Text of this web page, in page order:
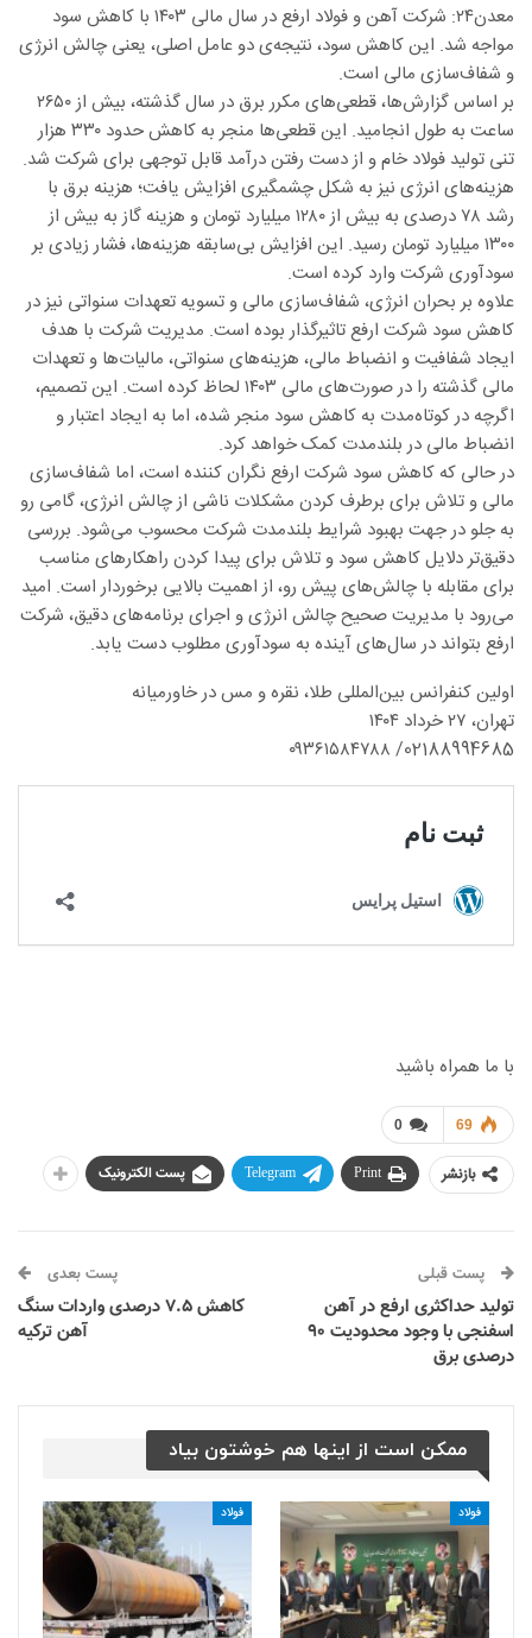
معدن۲۴: شرکت آهن و فولاد ارفع در سال مالی ۱۴۰۳ با کاهش سود
مواجه شد. این کاهش سود، نتیجه‌ی دو عامل اصلی، یعنی چالش انرژی
و شفاف‌سازی مالی است.
بر اساس گزارش‌ها، قطعی‌های مکرر برق در سال گذشته، بیش از ۲۶۵۰
ساعت به طول انجامید. این قطعی‌ها منجر به کاهش حدود ۳۳۰ هزار
تنی تولید فولاد خام و از دست رفتن درآمد قابل توجهی برای شرکت شد.
هزینه‌های انرژی نیز به شکل چشمگیری افزایش یافت؛ هزینه برق با
رشد ۷۸ درصدی به بیش از ۱۲۸۰ میلیارد تومان و هزینه گاز به بیش از
۱۳۰۰ میلیارد تومان رسید. این افزایش بی‌سابقه هزینه‌ها، فشار زیادی بر
سودآوری شرکت وارد کرده است.
علاوه بر بحران انرژی، شفاف‌سازی مالی و تسویه تعهدات سنواتی نیز در
کاهش سود شرکت ارفع تاثیرگذار بوده است. مدیریت شرکت با هدف
ایجاد شفافیت و انضباط مالی، هزینه‌های سنواتی، مالیات‌ها و تعهدات
مالی گذشته را در صورت‌های مالی ۱۴۰۳ لحاظ کرده است. این تصمیم،
اگرچه در کوتاه‌مدت به کاهش سود منجر شده، اما به ایجاد اعتبار و
انضباط مالی در بلندمدت کمک خواهد کرد.
در حالی که کاهش سود شرکت ارفع نگران کننده است، اما شفاف‌سازی
مالی و تلاش برای برطرف کردن مشکلات ناشی از چالش انرژی، گامی رو
به جلو در جهت بهبود شرایط بلندمدت شرکت محسوب می‌شود. بررسی
دقیق‌تر دلایل کاهش سود و تلاش برای پیدا کردن راهکارهای مناسب
برای مقابله با چالش‌های پیش رو، از اهمیت بالایی برخوردار است. امید
می‌رود با مدیریت صحیح چالش انرژی و اجرای برنامه‌های دقیق، شرکت
ارفع بتواند در سال‌های آینده به سودآوری مطلوب دست یابد.
اولین کنفرانس بین‌المللی طلا، نقره و مس در خاورمیانه
تهران، ۲۷ خرداد ۱۴۰۴
02188994685/ ۰۹۳۶۱۵۸۴۷۸۸
با ما همراه باشید
0 69
بازنشر Print
Telegram پست الکترونیک
پست قبلی
تولید حداکثری ارفع در آهن
اسفنجی با وجود محدودیت ۹۰
درصدی برق
پست بعدی
کاهش ۷.۵ درصدی واردات سنگ
آهن ترکیه
ممکن است از اینها هم خوشتون بیاد
فولاد فولاد